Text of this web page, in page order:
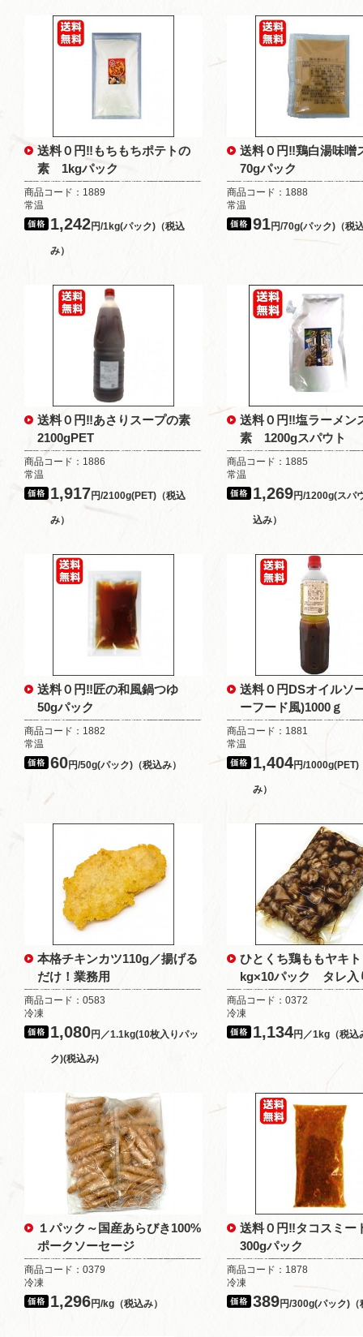
送料０円‼もちもちポテトの
素 1kgパック
商品コード：1889
常温
1,242円/1kg(パック)（税込
み）
送料０円‼鶏白湯味
70gパック
商品コード：1888
常温
91円/70g(パック)（税
送料０円‼あさりスープの素
2100gPET
商品コード：1886
常温
1,917円/2100g(PET)（税込
み）
送料０円‼塩ラーメン
素 1200gスパウト
商品コード：1885
常温
1,269円/1200g(スパ
込み）
送料０円‼匠の和風鍋つゆ
50gパック
商品コード：1882
常温
60円/50g(パック)（税込み）
送料０円DSオイルソ
ーフード風)1000ｇ
商品コード：1881
常温
1,404円/1000g(PET)
み）
本格チキンカツ110g／揚げる
だけ！業務用
商品コード：0583
冷凍
1,080円／1.1kg(10枚入りパッ
ク)(税込み)
ひとくち鶏ももヤキ
kg×10パック タレ入
商品コード：0372
冷凍
1,134円／1kg（税込
１パック～国産あらびき100%
ポークソーセージ
商品コード：0379
冷凍
1,296円/kg（税込み）
送料０円‼タコスミ
300gパック
商品コード：1878
冷凍
389円/300g(パック)（